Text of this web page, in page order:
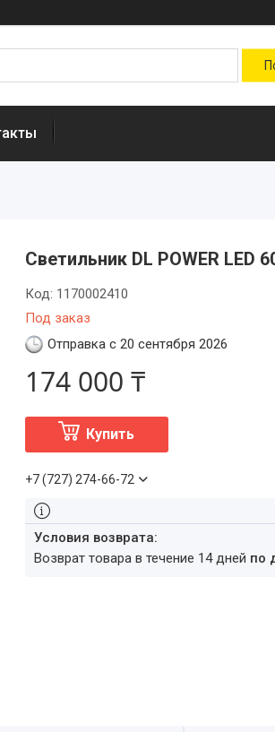
Светильник DL POWER LED
Под заказ
Код: 1170002410
Отправка с 20 сентября 2026
174 000 ₸
Купить
+7 (727) 274-66-72
возврат товара в течение 14 дней по